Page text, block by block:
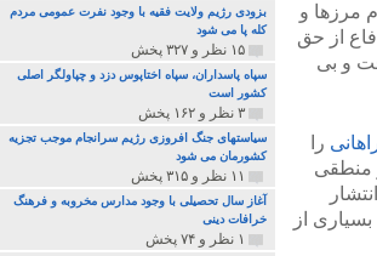
مرزها و
از حق
و بی
را
منطقی
از
بزودی رژیم ولایت فقیه با وجود نفرت عمومی مردم
کله پا می شود
۱۵ نظر و ۳۲۷ پخش
سپاه پاسداران، سپاه اختاپوس دزد و چپاولگر اصلی
کشور است
۳ نظر و ۱۶۲ پخش
سیاستهای جنگ افروزی رژیم سرانجام موجب تجزیه
کشورمان می شود
۱۱ نظر و ۳۱۵ پخش
آغاز سال تحصیلی با وجود مدارس مخروبه و فرهنگ
خرافات دینی
۱ نظر و ۷۴ پخش